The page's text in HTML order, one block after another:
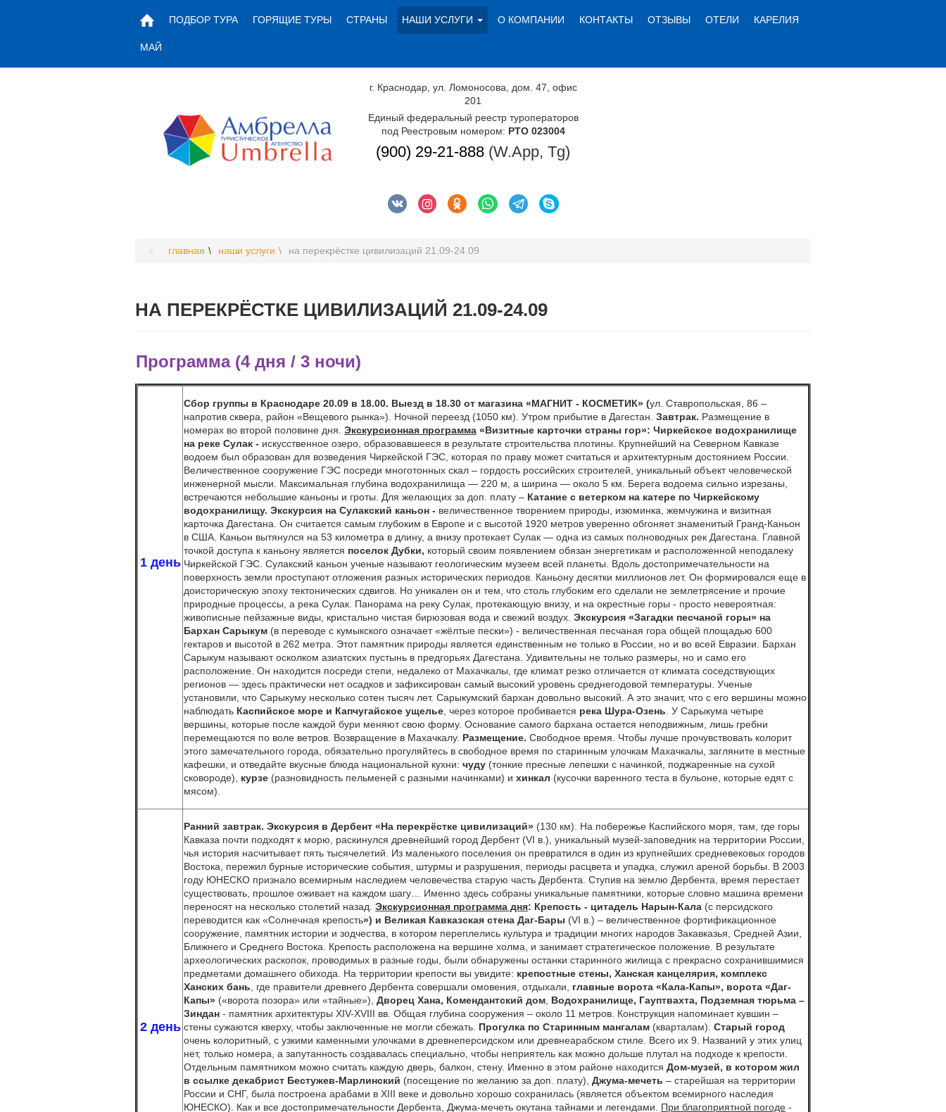
ПОДБОР ТУРА ГОРЯЩИЕ ТУРЫ СТРАНЫ НАШИ УСЛУГИ О КОМПАНИИ КОНТАКТЫ ОТЗЫВЫ ОТЕЛИ КАРЕЛИЯ
МАЙ
г. Краснодар, ул. Ломоносова, дом. 47, офис
201
Единый федеральный реестр туроператоров
под Реестровым номером: РТО 023004
(900) 29-21-888 (W.App, Tg)
главная наши услуги на перекрёстке цивилизаций 21.09-24.09
НА ПЕРЕКРЁСТКЕ ЦИВИЛИЗАЦИЙ 21.09-24.09
Программа (4 дня / 3 ночи)
1 день
Сбор группы в Краснодаре 20.09 в 18.00. Выезд в 18.30 от магазина «МАГНИТ - КОСМЕТИК» (ул. Ставропольская, 86 –
напротив сквера, район «Вещевого рынка»).
Ночной переезд (1050 км). Утром прибытие в Дагестан. Завтрак. Размещение в
номерах во второй половине дня. Экскурсионная программа «Визитные карточки страны гор»: Чиркейское водохранилище
на реке Сулак - искусственное озеро, образовавшееся в результате строительства плотины. Крупнейший на Северном Кавказе
водоем был образован для возведения Чиркейской ГЭС, которая по праву может считаться и архитектурным достоянием России.
Величественное сооружение ГЭС посреди многотонных скал – гордость российских строителей, уникальный объект человеческой
инженерной мысли. Максимальная глубина водохранилища — 220 м, а ширина — около 5 км. Берега водоема сильно изрезаны,
встречаются небольшие каньоны и гроты. Для желающих за доп. плату – Катание с ветерком на катере по Чиркейскому
водохранилищу. Экскурсия на Сулакский каньон - величественное творением природы, изюминка, жемчужина и визитная
карточка Дагестана. Он считается самым глубоким в Европе и с высотой 1920 метров уверенно обгоняет знаменитый Гранд-Каньон
в США. Каньон вытянулся на 53 километра в длину, а внизу протекает Сулак — одна из самых полноводных рек Дагестана. Главной
точкой доступа к каньону является поселок Дубки, который своим появлением обязан энергетикам и расположенной неподалеку
Чиркейской ГЭС. Сулакский каньон ученые называют геологическим музеем всей планеты. Вдоль достопримечательности на
поверхность земли проступают отложения разных исторических периодов. Каньону десятки миллионов лет. Он формировался еще в
доисторическую эпоху тектонических сдвигов. Но уникален он и тем, что столь глубоким его сделали не землетрясение и прочие
природные процессы, а река Сулак. Панорама на реку Сулак, протекающую внизу, и на окрестные горы - просто невероятная:
живописные пейзажные виды, кристально чистая бирюзовая вода и свежий воздух. Экскурсия «Загадки песчаной горы» на
Бархан Сарыкум (в переводе с кумыкского означает «жёлтые пески») - величественная песчаная гора общей площадью 600
гектаров и высотой в 262 метра. Этот памятник природы является единственным не только в России, но и во всей Евразии. Бархан
Сарыкум называют осколком азиатских пустынь в предгорьях Дагестана. Удивительны не только размеры, но и само его
расположение. Он находится посреди степи, недалеко от Махачкалы, где климат резко отличается от климата соседствующих
регионов — здесь практически нет осадков и зафиксирован самый высокий уровень среднегодовой температуры. Ученые
установили, что Сарыкуму несколько сотен тысяч лет. Сарыкумский бархан довольно высокий. А это значит, что с его вершины можно
наблюдать Каспийское море и Капчугайское ущелье , через которое пробивается река Шура-Озень . У Сарыкума четыре
вершины, которые после каждой бури меняют свою форму. Основание самого бархана остается неподвижным, лишь гребни
перемещаются по воле ветров. Возвращение в Махачкалу. Размещение. Свободное время. Чтобы лучше прочувствовать колорит
этого замечательного города, обязательно прогуляйтесь в свободное время по старинным улочкам Махачкалы, загляните в местные
кафешки, и отведайте вкусные блюда национальной кухни: чуду (тонкие пресные лепешки с начинкой, поджаренные на сухой
сковороде), курзе (разновидность пельменей с разными начинками) и хинкал (кусочки варенного теста в бульоне, которые едят с
мясом).
2 день
Ранний завтрак. Экскурсия в Дербент «На перекрёстке цивилизаций» (130 км). На побережье Каспийского моря, там, где горы
Кавказа почти подходят к морю, раскинулся древнейший город Дербент (VI в.), уникальный музей-заповедник на территории России,
чья история насчитывает пять тысячелетий. Из маленького поселения он превратился в один из крупнейших средневековых городов
Востока, пережил бурные исторические события, штурмы и разрушения, периоды расцвета и упадка, служил ареной борьбы. В 2003
году ЮНЕСКО признало всемирным наследием человечества старую часть Дербента. Ступив на землю Дербента, время перестает
существовать, прошлое оживает на каждом шагу… Именно здесь собраны уникальные памятники, которые словно машина времени
переносят на несколько столетий назад. Экскурсионная программа дня: Крепость - цитадель Нарын-Кала (с персидского
переводится как «Солнечная крепость») и Великая Кавказская стена Даг-Бары (VI в.) – величественное фортификационное
сооружение, памятник истории и зодчества, в котором переплелись культура и традиции многих народов Закавказья, Средней Азии,
Ближнего и Среднего Востока. Крепость расположена на вершине холма, и занимает стратегическое положение. В результате
археологических раскопок, проводимых в разные годы, были обнаружены останки старинного жилища с прекрасно сохранившимися
предметами домашнего обихода. На территории крепости вы увидите: крепостные стены, Ханская канцелярия, комплекс
Ханских бань , где правители древнего Дербента совершали омовения, отдыхали, главные ворота «Кала-Капы», ворота «Даг-
Капы» («ворота позора» или «тайные»), Дворец Хана, Комендантский дом Водохранилище, Гауптвахта, Подземная тюрьма –
Зиндан - памятник архитектуры XIV-XVIII вв. Общая глубина сооружения – около 11 метров. Конструкция напоминает кувшин –
стены сужаются кверху, чтобы заключенные не могли сбежать. Прогулка по Старинным мангалам (кварталам). Старый город
очень колоритный, с узкими каменными улочками в древнеперсидском или древнеарабском стиле. Всего их 9. Названий у этих улиц
нет, только номера, а запутанность создавалась специально, чтобы неприятель как можно дольше плутал на подходе к крепости.
Отдельным памятником можно считать каждую дверь, балкон, стену. Именно в этом районе находится Дом-музей, в котором жил
в ссылке декабрист Бестужев-Марлинский (посещение по желанию за доп. плату), Джума-мечеть – старейшая на территории
России и СНГ, была построена арабами в XIII веке и довольно хорошо сохранилась (является объектом всемирного наследия
ЮНЕСКО). Как и все достопримечательности Дербента, Джума-мечеть окутана тайнами и легендами. При благоприятной погоде -